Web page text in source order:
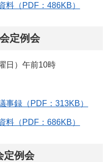
料（PDF：486KB）
定例会
日）午前10時
事録（PDF：313KB）
料（PDF：686KB）
定例会